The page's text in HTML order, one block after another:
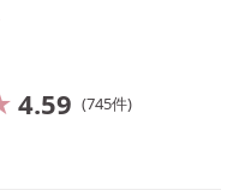
4.59 745件